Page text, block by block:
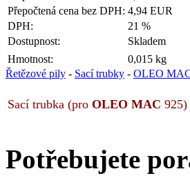
Přepočtená cena bez DPH: 4,94 EUR
DPH:
21 %
Dostupnost:
Skladem
Hmotnost:
0,015 kg
Řetězové pily - Sací trubky - OLEO
Sací trubka (pro OLEO MAC
Potřebujete